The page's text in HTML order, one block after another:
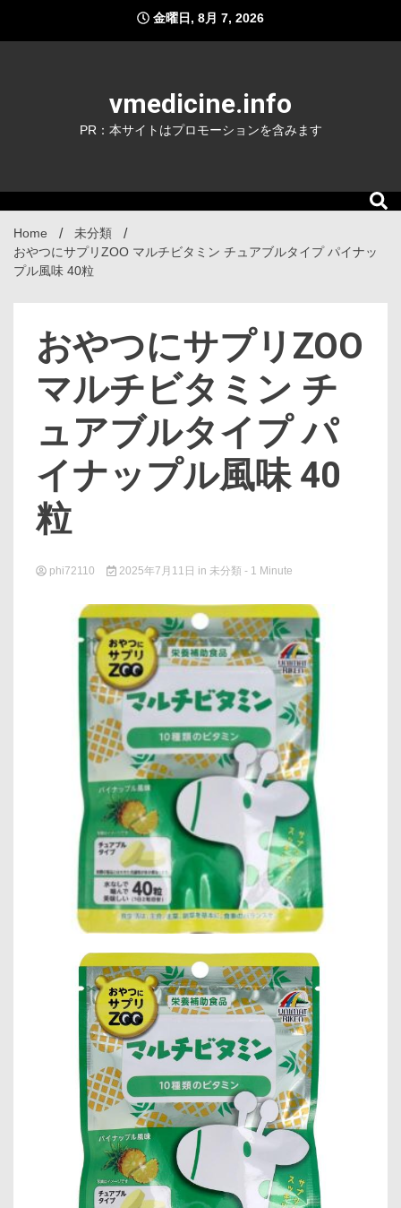
content
金曜日, 8月 7, 2026
vmedicine.info
PR：本サイトはプロモーションを含みます
Home
未分類
おやつにサプリZOO マルチビタミン チュアブルタイプ パイナッ
プル風味 40粒
おやつにサプリZOO
マルチビタミン チ
ュアブルタイプ パ
イナップル風味 40
粒
phi72110 2025年7月11日 in 未分類 - 1 Minute